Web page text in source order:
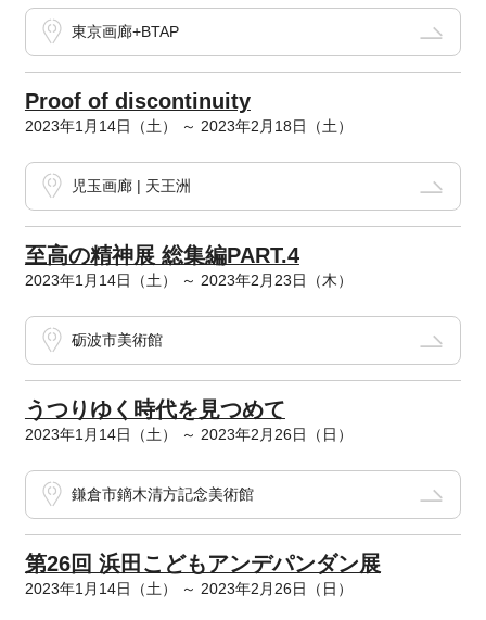
東京画廊+BTAP
Proof of discontinuity
2023年1月14日（土） ～ 2023年2月18日（土）
児玉画廊 | 天王洲
至高の精神展 総集編PART.4
2023年1月14日（土） ～ 2023年2月23日（木）
砺波市美術館
うつりゆく時代を見つめて
2023年1月14日（土） ～ 2023年2月26日（日）
鎌倉市鏑木清方記念美術館
第26回 浜田こどもアンデパンダン展
2023年1月14日（土） ～ 2023年2月26日（日）